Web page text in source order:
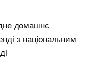
домашнє
з національним